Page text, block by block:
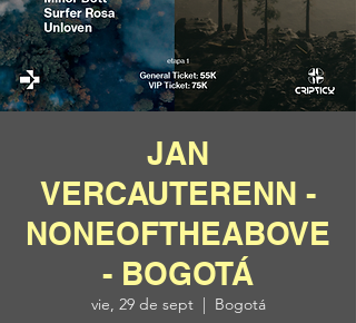
JAN
VERCAUTERENN -
NONEOFTHEABOVE
- BOGOTÁ
vie, 29 de sept
  |
Bogotá